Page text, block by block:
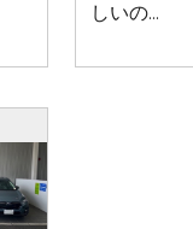
しいの...